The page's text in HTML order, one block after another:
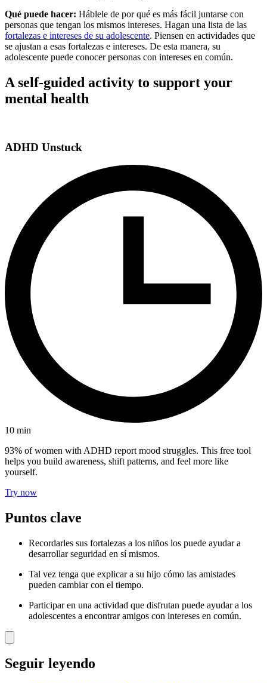
Qué puede hacer: Háblele de por qué es más fácil juntarse con
personas que tengan los mismos intereses. Hagan una lista de las
fortalezas e intereses de su adolescente. Piensen en actividades que
se ajustan a esas fortalezas e intereses. De esta manera, su
adolescente puede conocer personas con intereses en común.
A self-guided activity to support your
mental health
ADHD Unstuck
10 min
93% of women with ADHD report mood struggles. This free tool
helps you build awareness, shift patterns, and feel more like
yourself.
Try now
Puntos clave
Recordarles sus fortalezas a los niños los puede ayudar a
desarrollar seguridad en sí mismos.
Tal vez tenga que explicar a su hijo cómo las amistades
pueden cambiar con el tiempo.
Participar en una actividad que disfrutan puede ayudar a los
adolescentes a encontrar amigos con intereses en común.
Seguir leyendo